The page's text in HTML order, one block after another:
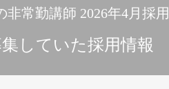
非常勤講師 2026年4月採用
していた採用情報